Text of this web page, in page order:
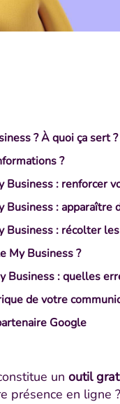
? À quoi ça sert ?
?
Business : renforcer
Business : apparaître
Business : récolter
My Business ?
Business : quelles
de votre
Google
un outil
présence en ligne